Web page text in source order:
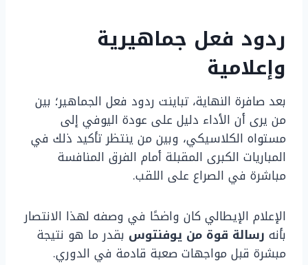
ردود فعل جماهيرية
وإعلامية
بعد صافرة النهاية، تباينت ردود فعل الجماهير؛ بين
من يرى أن الأداء دليل على عودة اليوفي إلى
مستواه الكلاسيكي، وبين من ينتظر تأكيد ذلك في
المباريات الكبرى المقبلة أمام الفرق المنافسة
مباشرة في الصراع على اللقب.
الإعلام الإيطالي كان واضحًا في وصفه لهذا الانتصار
بأنه رسالة قوة من يوفنتوس بقدر ما هو نتيجة
مبشرة قبل مواجهات صعبة قادمة في الدوري.